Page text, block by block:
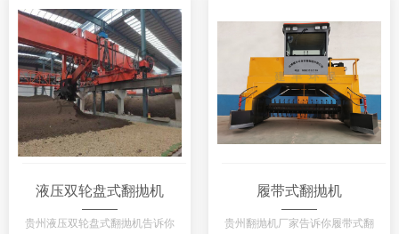
液压双轮盘式翻抛机
贵州液压双轮盘式翻抛机告诉你
履带式翻抛机
贵州翻抛机厂家告诉你履带式翻